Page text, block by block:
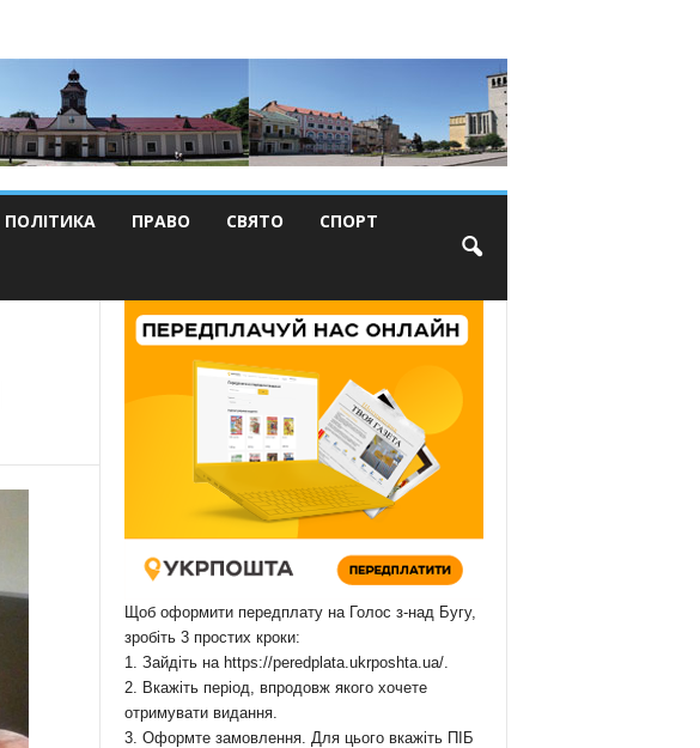
ПОЛІТИКА ПРАВО СВЯТО СПОРТ
Щоб оформити передплату на Голос з-над Бугу,
зробіть 3 простих кроки:
1. Зайдіть на https://peredplata.ukrposhta.ua/.
2. Вкажіть період, впродовж якого хочете
отримувати видання.
3. Оформте замовлення. Для цього вкажіть ПІБ